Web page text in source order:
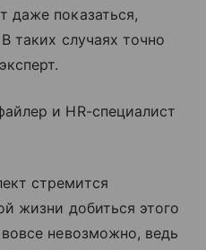
даже показаться,
таких случаях точно
и HR-специалист
стремится
жизни добиться этого
невозможно, ведь